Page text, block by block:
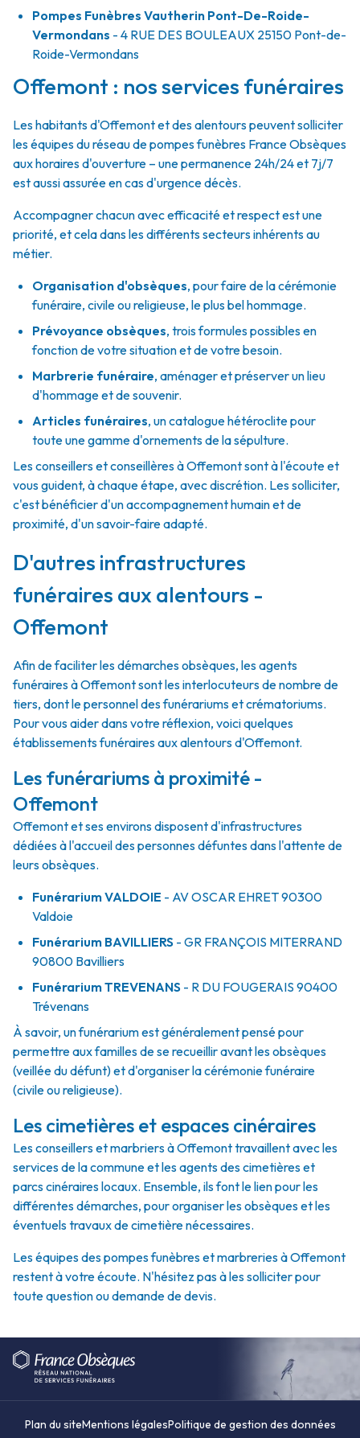
Pompes Funèbres Vautherin Pont-De-Roide-
Vermondans - 4 RUE DES BOULEAUX 25150 Pont-de-
Roide-Vermondans
Offemont : nos services funéraires
Les habitants d'Offemont et des alentours peuvent solliciter
les équipes du réseau de pompes funèbres France Obsèques
aux horaires d'ouverture – une permanence 24h/24 et 7j/7
est aussi assurée en cas d'urgence décès.
Accompagner chacun avec efficacité et respect est une
priorité, et cela dans les différents secteurs inhérents au
métier.
Organisation d'obsèques, pour faire de la cérémonie
funéraire, civile ou religieuse, le plus bel hommage.
Prévoyance obsèques, trois formules possibles en
fonction de votre situation et de votre besoin.
Marbrerie funéraire, aménager et préserver un lieu
d'hommage et de souvenir.
Articles funéraires, un catalogue hétéroclite pour
toute une gamme d'ornements de la sépulture.
Les conseillers et conseillères à Offemont sont à l'écoute et
vous guident, à chaque étape, avec discrétion. Les solliciter,
c'est bénéficier d'un accompagnement humain et de
proximité, d'un savoir-faire adapté.
D'autres infrastructures
funéraires aux alentours -
Offemont
Afin de faciliter les démarches obsèques, les agents
funéraires à Offemont sont les interlocuteurs de nombre de
tiers, dont le personnel des funérariums et crématoriums.
Pour vous aider dans votre réflexion, voici quelques
établissements funéraires aux alentours d'Offemont.
Les funérariums à proximité -
Offemont
Offemont et ses environs disposent d'infrastructures
dédiées à l'accueil des personnes défuntes dans l'attente de
leurs obsèques.
FunérariumVALDOIE - AVOSCAR EHRET90300
Valdoie
Funérarium BAVILLIERS - GR FRANÇOIS MITERRAND
90800 Bavilliers
FunérariumTREVENANS - R DU FOUGERAIS 90400
Trévenans
À savoir, un funérarium est généralement pensé pour
permettre aux familles de se recueillir avant les obsèques
(veillée du défunt) et d'organiser la cérémonie funéraire
(civile ou religieuse).
Les cimetières et espaces cinéraires
Les conseillers et marbriers à Offemont travaillent avec les
services de la commune et les agents des cimetières et
parcs cinéraires locaux. Ensemble, ils font le lien pour les
différentes démarches, pour organiser les obsèques et les
éventuels travaux de cimetière nécessaires.
Les équipes des pompes funèbres et marbreries à Offemont
restent à votre écoute. N'hésitez pas à les solliciter pour
toute question ou demande de devis.
Plan du siteMentions légalesPolitique de gestion des données